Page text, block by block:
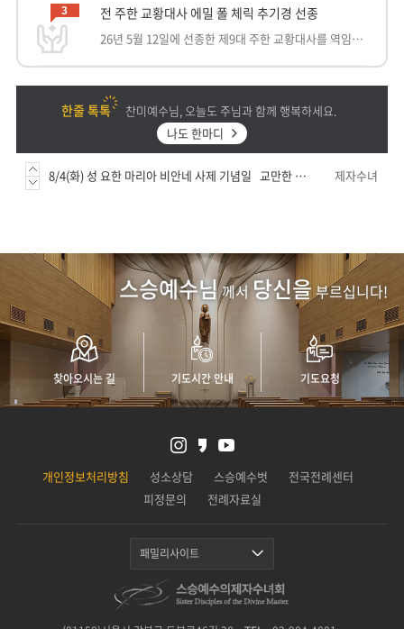
3 전 주한 교황대사 에밀 폴 체릭 추기경 선종
26년 5월 12일에 선종한 제9대 주한 교황대사를 역임했던 에밀 폴 체릭 추기경에게 영원한 안식을 주소서. +. 주님, 에밀 폴 체릭 추기경에게 영원한 안식을 주소서. 영원한 빛을 그에게 비추소서. 세상을 떠난 에밀 폴 체릭 추기경과 모든 이들이 하느님의 자비로 평화의 안식을 얻게 하소서. 아멘. [사진, 기사 출처] https://www.catholictimes.org/article/20260513500110 https://press.vatican.va/content/salastampa/en/documentation/cardinali_biografie/cardinali_bio_tscherrig_ep.html https://www.vatican.va/news_services/liturgy/2026/documents/ns_lit_doc_20260515_notificazione-esequie-tscherrig_it.html [참조] https://www.catholictimes.org/article/201709190236689
한줄 톡톡
찬미예수님, 오늘도 주님과 함께 행복하세요.
나도 한마디
8/2 연중 제18주일 한 영혼이 예수 그리스도를 사랑할 때, 그 영혼은 평화 속에 살아갑니다. 하느님과 평화롭게, 자기 자신과 평화롭게, 이웃과 평화롭게 지내게 됩니다. - 「영적 쇄신을 위해」, 290쪽
8/6(목) 주님의 거룩한 변모 축일 이 환시의 의미, 변모는 역사의 중심과 같아서, 옛 율법인 구약과 새 율법인 신약을 요약하며, 예수님이 그 중심에 계십니다. - 「스승예수의제자수녀들에게 1961년」, 41번
8/5(수) 성모 대성전 봉헌 교만은 큰 잘못이고, 큰 무질서이며, 큰 불의입니다. 우리를 작게 만들고, 우리에게서 선익을 빼앗아 갑니다. 반면 겸손은 우리를 하느님께 가까이 다가가게 하고, 마음의 평화를 우리에게 가져다줍니다. - 「영적 쇄신을 위해」, 336쪽
제자수녀
8/4(화) 성 요한 마리아 비안네 사제 기념일 교만한 자는 자신의 사도직과 직무를 저버립니다. 그러나 겸손이 있다면, 비록 재능이 별로 없더라도, 얼마나 잘 나아가는지요! 아르스라는 아주 작은 마을의 겸손한 본당 신부는 사방에서 영혼들을 끌어당겨 사람들이 거의 발 앞에 무릎 꿇으러 왔으며, 높은 지위의 사람들까지도 찾아왔습니다. - 「선한목자예수수녀들에게 1965년」, 422번
제자수녀
스승예수님께서당신을부르십니다!
찾아오시는 길 기도시간 안내 기도요청
개인정보처리방침 성소상담 스승예수벗
전국전례센터
피정문의
전례자료실
패밀리사이트